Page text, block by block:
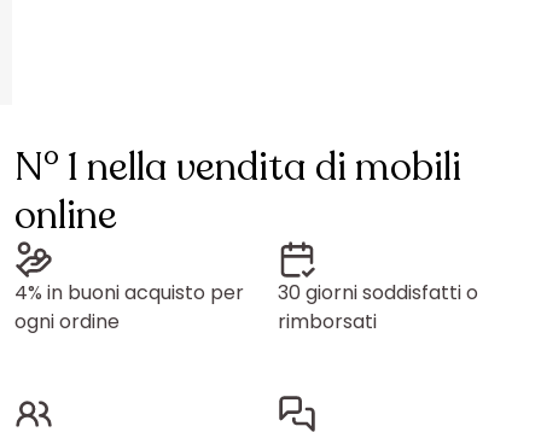
N° 1 nella vendita di mobili
online
4% in buoni acquisto per
ogni ordine
30 giorni soddisfatti o
rimborsati